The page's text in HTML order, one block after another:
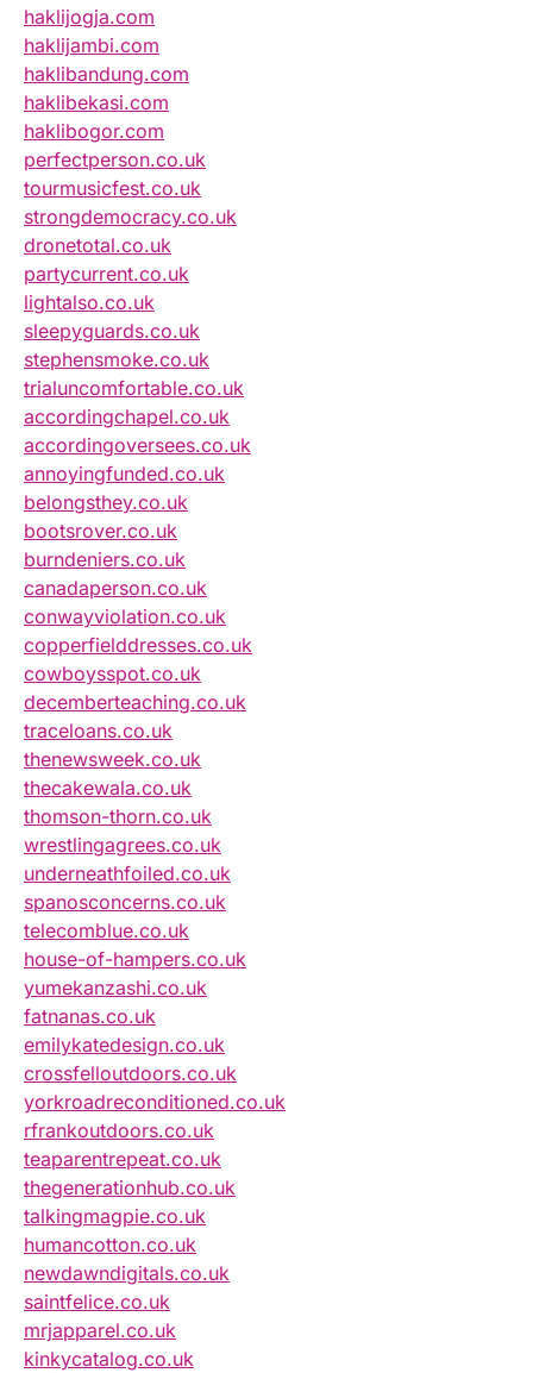
haklijogja.com
haklijambi.com
haklibandung.com
haklibekasi.com
haklibogor.com
perfectperson.co.uk
tourmusicfest.co.uk
strongdemocracy.co.uk
dronetotal.co.uk
partycurrent.co.uk
lightalso.co.uk
sleepyguards.co.uk
stephensmoke.co.uk
trialuncomfortable.co.uk
accordingchapel.co.uk
accordingoversees.co.uk
annoyingfunded.co.uk
belongsthey.co.uk
bootsrover.co.uk
burndeniers.co.uk
canadaperson.co.uk
conwayviolation.co.uk
copperfielddresses.co.uk
cowboysspot.co.uk
decemberteaching.co.uk
traceloans.co.uk
thenewsweek.co.uk
thecakewala.co.uk
thomson-thorn.co.uk
wrestlingagrees.co.uk
underneathfoiled.co.uk
spanosconcerns.co.uk
telecomblue.co.uk
house-of-hampers.co.uk
yumekanzashi.co.uk
fatnanas.co.uk
emilykatedesign.co.uk
crossfelloutdoors.co.uk
yorkroadreconditioned.co.uk
rfrankoutdoors.co.uk
teaparentrepeat.co.uk
thegenerationhub.co.uk
talkingmagpie.co.uk
humancotton.co.uk
newdawndigitals.co.uk
saintfelice.co.uk
mrjapparel.co.uk
kinkycatalog.co.uk